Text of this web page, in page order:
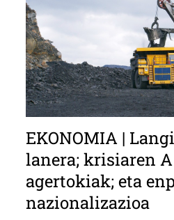
EKONOMIA |
lanera; krisiaren A
agertokiak; eta
nazionalizazioa